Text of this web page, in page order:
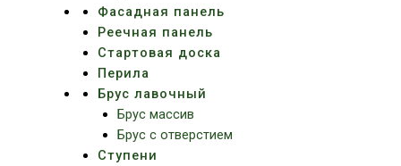
Фасадная панель
Реечная панель
Стартовая доска
Перила
Брус лавочный
Брус массив
Брус с отверстием
Ступени